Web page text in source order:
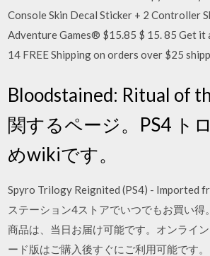
Console Skin Decal Sticker + 2 Controller
Adventure Games® $15.85 $ 15. 85 Get it
14 FREE Shipping on orders over $25
Bloodstained: Ritual of
関するページ。PS4 ト
めwikiです。
Spyro Trilogy Reignited (PS4) - Imported
ステーション4ストアでいつでもお買い得
商品は、当日お届け可能です。オンライ
ード版はご購入後すぐにご利用可能です